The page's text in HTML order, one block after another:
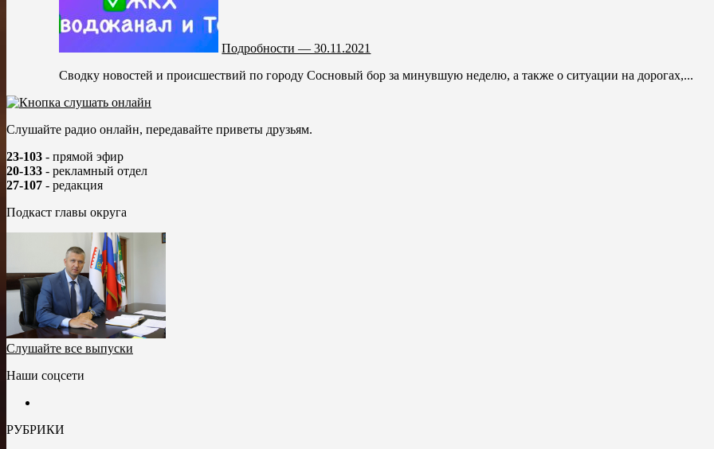
Подробности — 30.11.2021
Сводку новостей и происшествий по городу Сосновый бор за минувшую неделю, а также о ситуации на дорогах,...
Слушайте радио онлайн, передавайте приветы друзьям.
23-103 - прямой эфир
20-133 - рекламный отдел
27-107 - редакция
Подкаст главы округа
Слушайте все выпуски
Наши соцсети
РУБРИКИ